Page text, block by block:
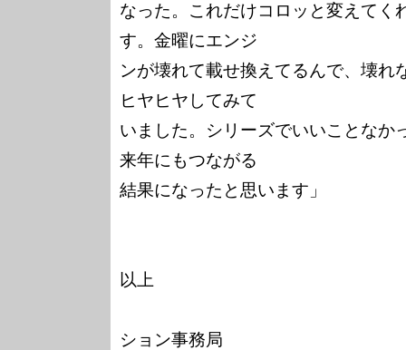
なった。これだけコロッと変えてく
す。金曜にエンジ
ンが壊れて載せ換えてるんで、壊れ
ヒヤヒヤしてみて
いました。シリーズでいいことなか
来年にもつながる
結果になったと思います」
以上
ション事務局